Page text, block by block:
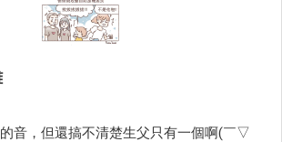
音，但還搞不清楚生父只有一個啊(￣▽